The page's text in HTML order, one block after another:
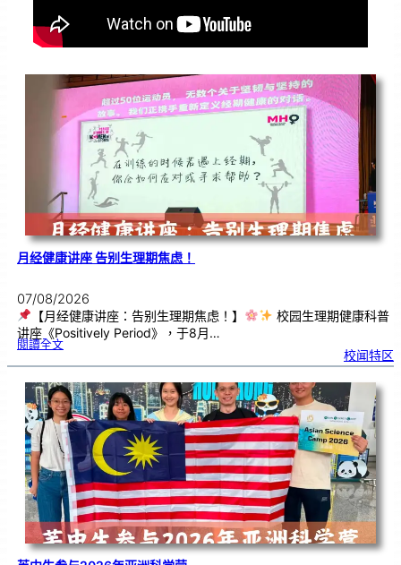
月经健康讲座 告别生理期焦虑！
07/08/2026
【月经健康讲座：告别生理期焦虑！】
校园生理期健康科普
讲座《Positively Period》，于8月…
閱讀全文:月
康
座
告
别
生
理
期
焦
虑
！
校闻特区